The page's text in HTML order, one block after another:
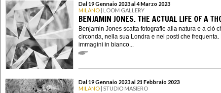
Dal 19 Gennaio 2023 al 4 Marzo 2023
MILANO | LOOM GALLERY
BENJAMIN JONES. THE ACTUAL LIFE OF A
Benjamin Jones scatta fotografie alla natura e a ciò
circonda, nella sua Londra e nei posti che frequenta.
immagini in bianco...
Dal 19 Gennaio 2023 al 21 Febbraio 2023
MILANO | STUDIO MASIERO